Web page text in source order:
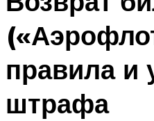
правила и
штрафа